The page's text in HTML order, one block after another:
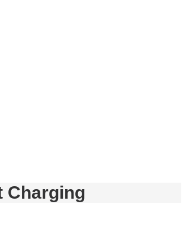
Charging